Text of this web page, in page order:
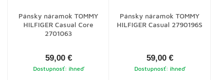
Pánsky náramok TOMMY
HILFIGER Casual Core
2701063
59,00 €
Dostupnosť: ihneď
Pánsky náramok TOMMY
HILFIGER Casual 2790196S
59,00 €
Dostupnosť: ihneď